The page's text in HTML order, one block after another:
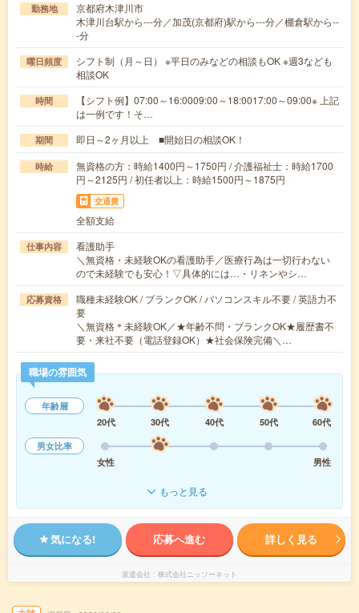
勤務地
京都府木津川市
木津川台駅から---分／加茂(京都府)駅から---分／棚倉駅から--
-分
曜日頻度
シフト制（月～日） ※平日のみなどの相談もOK ※週3なども
相談OK
時間
【シフト例】07:00～16:0009:00～18:0017:00～09:00※ 上記
は一例です！そ…
期間 即日～2ヶ月以上 ■開始日の相談OK！
時給
無資格の方：時給1400円～1750円 / 介護福祉士：時給1700
円～2125円 / 初任者以上：時給1500円～1875円
交通費
全額支給
仕事内容
看護助手
＼無資格・未経験OKの看護助手／医療行為は一切行わない
ので未経験でも安心！▽具体的には…・リネンやシ…
応募資格
職種未経験OK / ブランクOK / パソコンスキル不要 / 英語力不
要
＼無資格＊未経験OK／★年齢不問・ブランクOK★履歴書不
要・来社不要（電話登録OK）★社会保険完備＼…
職場の雰囲気
年齢層
20代
30代 40代 50代
60代
男女比率
女性
男性
もっと見る
気になる! 応募へ進む 詳しく見る
派遣会社 株式会社ニッソーネット